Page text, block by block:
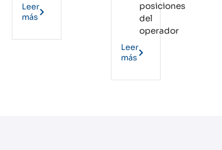
Leer
más
posiciones
del
operador
Leer
más